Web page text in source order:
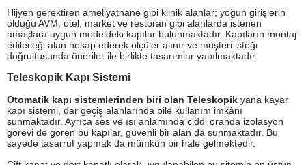
Hijyen gerektiren ameliyathane gibi klinik alanlar; yoğun girişlerin
olduğu AVM, otel, market ve restoran gibi alanlarda istenen
amaçlara uygun modeldeki kapılar bulunmaktadır. Kapıların montaj
edileceği alan hesap ederek ölçüler alınır ve müşteri isteği
doğrultusunda öneriler ile birlikte tasarımlar yapılmaktadır.
Teleskopik Kapı Sistemi
Otomatik kapı sistemlerinden biri olan Teleskopik yana kayar
kapı sistemi, dar geçiş alanlarında bile kullanım imkânı
sunmaktadır. Ayrıca ses ve ısı anlamında ciddi oranda izolasyon
görevi de gören bu kapılar, güvenli bir alan da sunmaktadır. Bu
sayede tasarruf yapmak da mümkün bir hale gelmektedir.